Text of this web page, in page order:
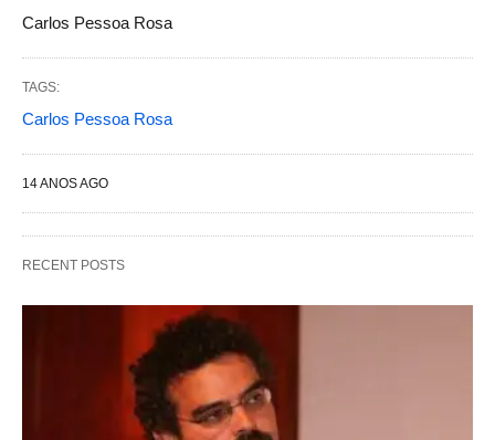
Carlos Pessoa Rosa
TAGS:
Carlos Pessoa Rosa
14 ANOS AGO
RECENT POSTS